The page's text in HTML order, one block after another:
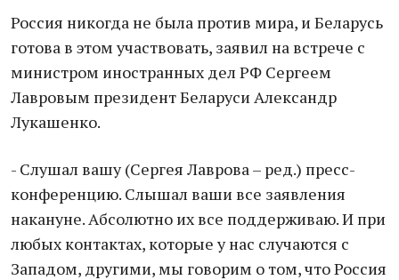
Россия никогда не была против мира, и Беларусь
готова в этом участвовать, заявил на встрече с
министром иностранных дел РФ Сергеем
Лавровым президент Беларуси Александр
Лукашенко.
- Слушал вашу (Сергея Лаврова – ред.) пресс-
конференцию. Слышал ваши все заявления
накануне. Абсолютно их все поддерживаю. И при
любых контактах, которые у нас случаются с
Западом, другими, мы говорим о том, что Россия